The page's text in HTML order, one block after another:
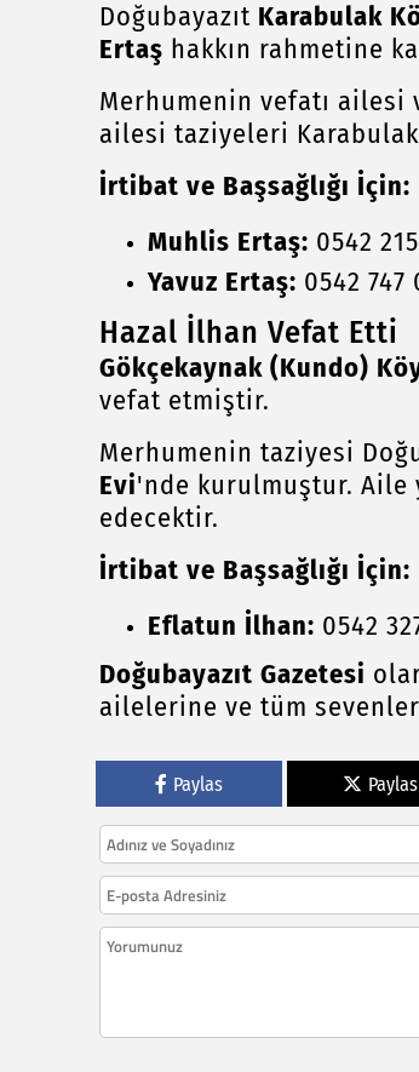
Doğubayazıt Karabulak
Ertaş hakkın rahmetine
Merhumenin vefatı ailesi
ailesi taziyeleri
İrtibat ve Başsağlığı İçin:
Muhlis Ertaş: 0542
Yavuz Ertaş: 0542 747
Hazal İlhan Vefat Etti
Gökçekaynak (Kundo)
vefat etmiştir.
Merhumenin taziyesi
Evi'nde kurulmuştur. Aile
edecektir.
İrtibat ve Başsağlığı İçin:
Eflatun İlhan: 0542
Doğubayazıt Gazetesi
ailelerine ve tüm
Paylas Paylas